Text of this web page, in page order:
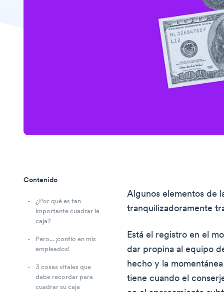
Contenido
¿Por qué es tan
importante cuadrar la
caja?
Pero... ¡confío en mis
empleados!
3 cosas vitales que
debe recordar para
cuadrar su caja
Algunos elementos de
tranquilizadoramente
Está el registro en el
dar propina al equipo
hecho y la
tiene cuando el